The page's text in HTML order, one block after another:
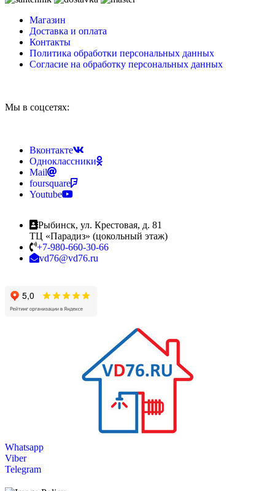
Магазин
Доставка и оплата
Контакты
Политика обработки персональных данных
Согласие на обработку персональных данных
Мы в соцсетях:
Вконтакте
Одноклассники
Mail
foursquare
Youtube
Рыбинск, ул. Крестовая, д. 81
ТЦ «Парадиз» (цокольный этаж)
+7-980-660-30-66
vd76@vd76.ru
Whatsapp
Viber
Telegram